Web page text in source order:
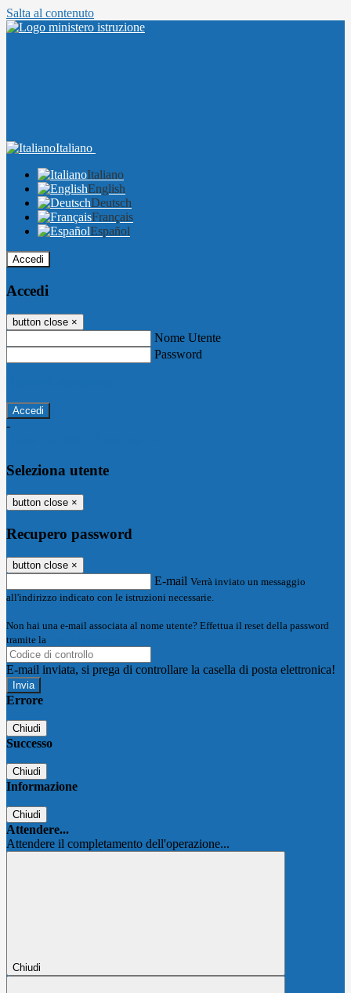
Salta al contenuto
Italiano
Italiano
English
Deutsch
Français
Español
Accedi
Accedi
button close ×
Nome Utente
Password
-
Seleziona utente
button close ×
Recupero password
button close ×
E-mail Verrà inviato un messaggio
all'indirizzo indicato con le istruzioni necessarie.
Non hai una e-mail associata al nome utente? Effettua il reset della password
tramite la
E-mail inviata, si prega di controllare la casella di posta elettronica!
Errore
Chiudi
Successo
Chiudi
Informazione
Chiudi
Attendere...
Attendere il completamento dell'operazione...
Chiudi